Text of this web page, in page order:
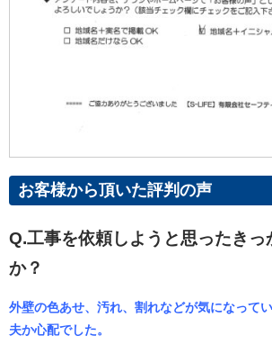
お客様から頂いた評判の声
Q.工事を依頼しようと思ったきっ
か？
外壁の色あせ、汚れ、割れなどが気になって
夫か心配でした。